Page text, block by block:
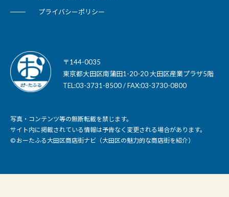
プライバシーポリシー
〒144-0035
東京都大田区南蒲田1-20-20 大田区産業プラザ5階
TEL:03-3731-8500 / FAX:03-3730-0800
写真・コンテンツ等の無断転載を禁じます。
サイト内に掲載されている情報は予告なく変更される場合があります。
© おーたふる大田区商店街ナビ（大田区の魅力的な商店街を紹介）